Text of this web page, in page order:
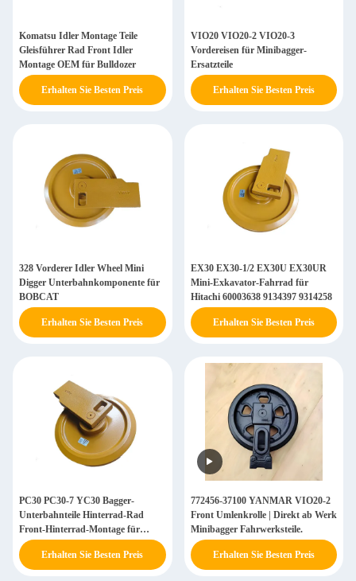
Komatsu Idler Montage Teile
Gleisführer Rad Front Idler
Montage OEM für Bulldozer
Erhalten Sie Besten Preis
VIO20 VIO20-2 VIO20-3
Vordereisen für Minibagger-
Ersatzteile
Erhalten Sie Besten Preis
328 Vorderer Idler Wheel Mini
Digger Unterbahnkomponente für
BOBCAT
Erhalten Sie Besten Preis
EX30 EX30-1/2 EX30U EX30UR
Mini-Exkavator-Fahrrad für
Hitachi 60003638 9134397 9314258
Erhalten Sie Besten Preis
PC30 PC30-7 YC30 Bagger-
Unterbahnteile Hinterrad-Rad
Front-Hinterrad-Montage für
Minibagger
Erhalten Sie Besten Preis
772456-37100 YANMAR VIO20-2
Front Umlenkrolle | Direkt ab Werk
Minibagger Fahrwerksteile.
Erhalten Sie Besten Preis